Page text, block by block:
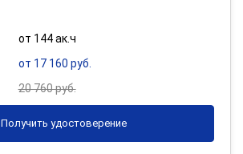
от 144 ак.ч
от 17 160 руб.
20 760 руб.
Получить удостоверение